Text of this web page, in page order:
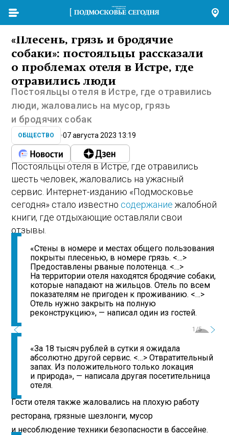
«Плесень, грязь и бродячие
собаки»: постояльцы рассказали
о проблемах отеля в Истре, где
отравились люди
Постояльцы отеля в Истре, где отравились
люди, жаловались на мусор, грязь
и бродячих собак
ОБЩЕСТВО 07 августа 2023 13:19
Постояльцы отеля в Истре, где отравились
шесть человек, жаловались на ужасный
сервис. Интернет-изданию «Подмосковье
сегодня» стало известно содержание жалобной
книги, где отдыхающие оставляли свои
отзывы.
«Стены в номере и местах общего пользования
покрыты плесенью, в номере грязь. <…>
Предоставлены рваные полотенца. <…>
На территории отеля находятся бродячие собаки,
которые нападают на жильцов. Отель по всем
показателям не пригоден к проживанию. <…>
Отель нужно закрыть на полную
реконструкцию», — написал один из гостей.
1/5
«За 18 тысяч рублей в сутки я ожидала
абсолютно другой сервис. <…> Отвратительный
запах. Из положительного только локация
и природа», — написала другая посетительница
отеля.
Гости отеля также жаловались на плохую работу
ресторана, грязные шезлонги, мусор
и несоблюдение техники безопасности в бассейне.